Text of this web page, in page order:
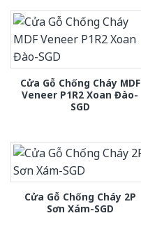
Cửa Gỗ Chống Cháy MDF
Veneer P1R2 Xoan Đào-
SGD
Cửa Gỗ Chống Cháy 2P
Sơn Xám-SGD